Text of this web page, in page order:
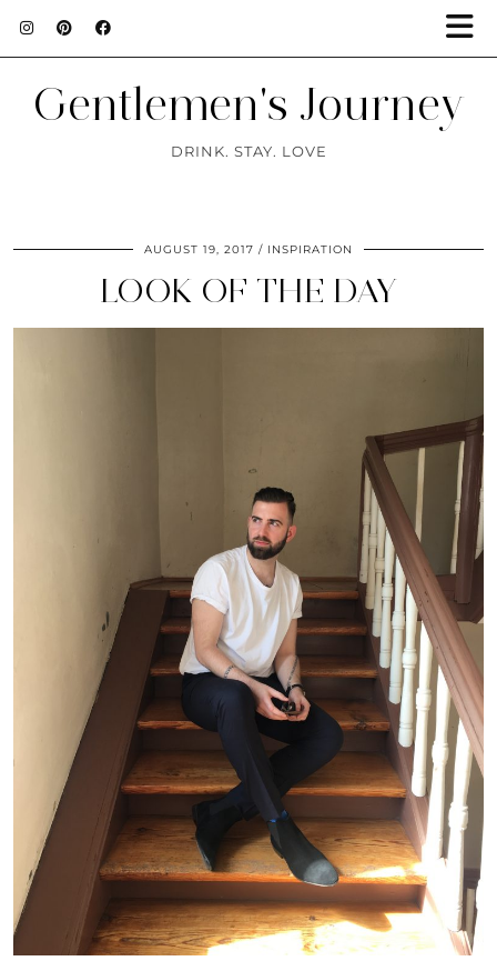
Gentlemen's Journey
DRINK. STAY. LOVE
AUGUST 19, 2017 INSPIRATION
LOOK OF THE DAY